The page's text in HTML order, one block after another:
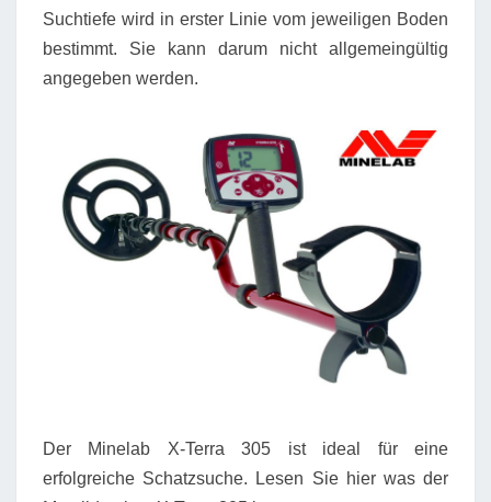
Suchtiefe wird in erster Linie vom jeweiligen Boden
bestimmt. Sie kann darum nicht allgemeingültig
angegeben werden.
Der Minelab X-Terra 305 ist ideal für eine
erfolgreiche Schatzsuche. Lesen Sie hier was der